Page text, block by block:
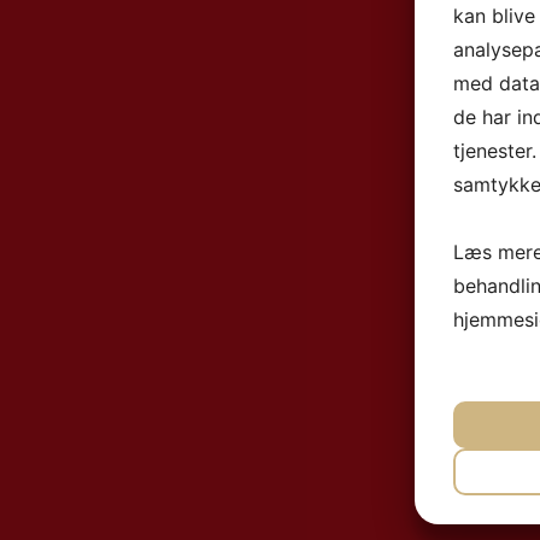
kan
med
de har
Læs